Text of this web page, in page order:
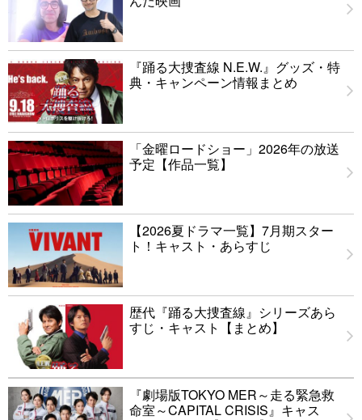
『踊る大捜査線 N.E.W.』グッズ・特
典・キャンペーン情報まとめ
「金曜ロードショー」2026年の放送
予定【作品一覧】
【2026夏ドラマ一覧】7月期スター
ト！キャスト・あらすじ
歴代『踊る大捜査線』シリーズあら
すじ・キャスト【まとめ】
『劇場版TOKYO MER～走る緊急救
命室～CAPITAL CRISIS』キャス